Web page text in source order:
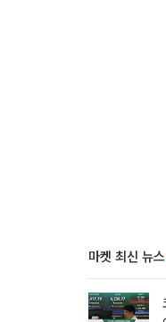
마켓 최신 뉴스